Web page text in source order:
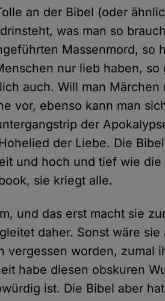
an der Bibel (oder
was man so
Massenmord, so
nur lieb haben,
auch. Will man
vor, ebenso kann man
der
der Liebe. Die
und hoch und tief wie
sie kriegt alle.
und das erst macht sie
daher. Sonst wäre
vergessen worden, zumal
habe diesen obskuren
ist. Die Bibel aber